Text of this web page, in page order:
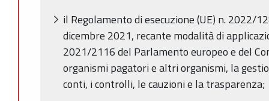
il Regolamento di esecuzione (UE) n. 2022/
dicembre 2021, recante modalità di
2021/2116 del Parlamento europeo e del
organismi pagatori e altri organismi, la
conti, i controlli, le cauzioni e la trasparenza;